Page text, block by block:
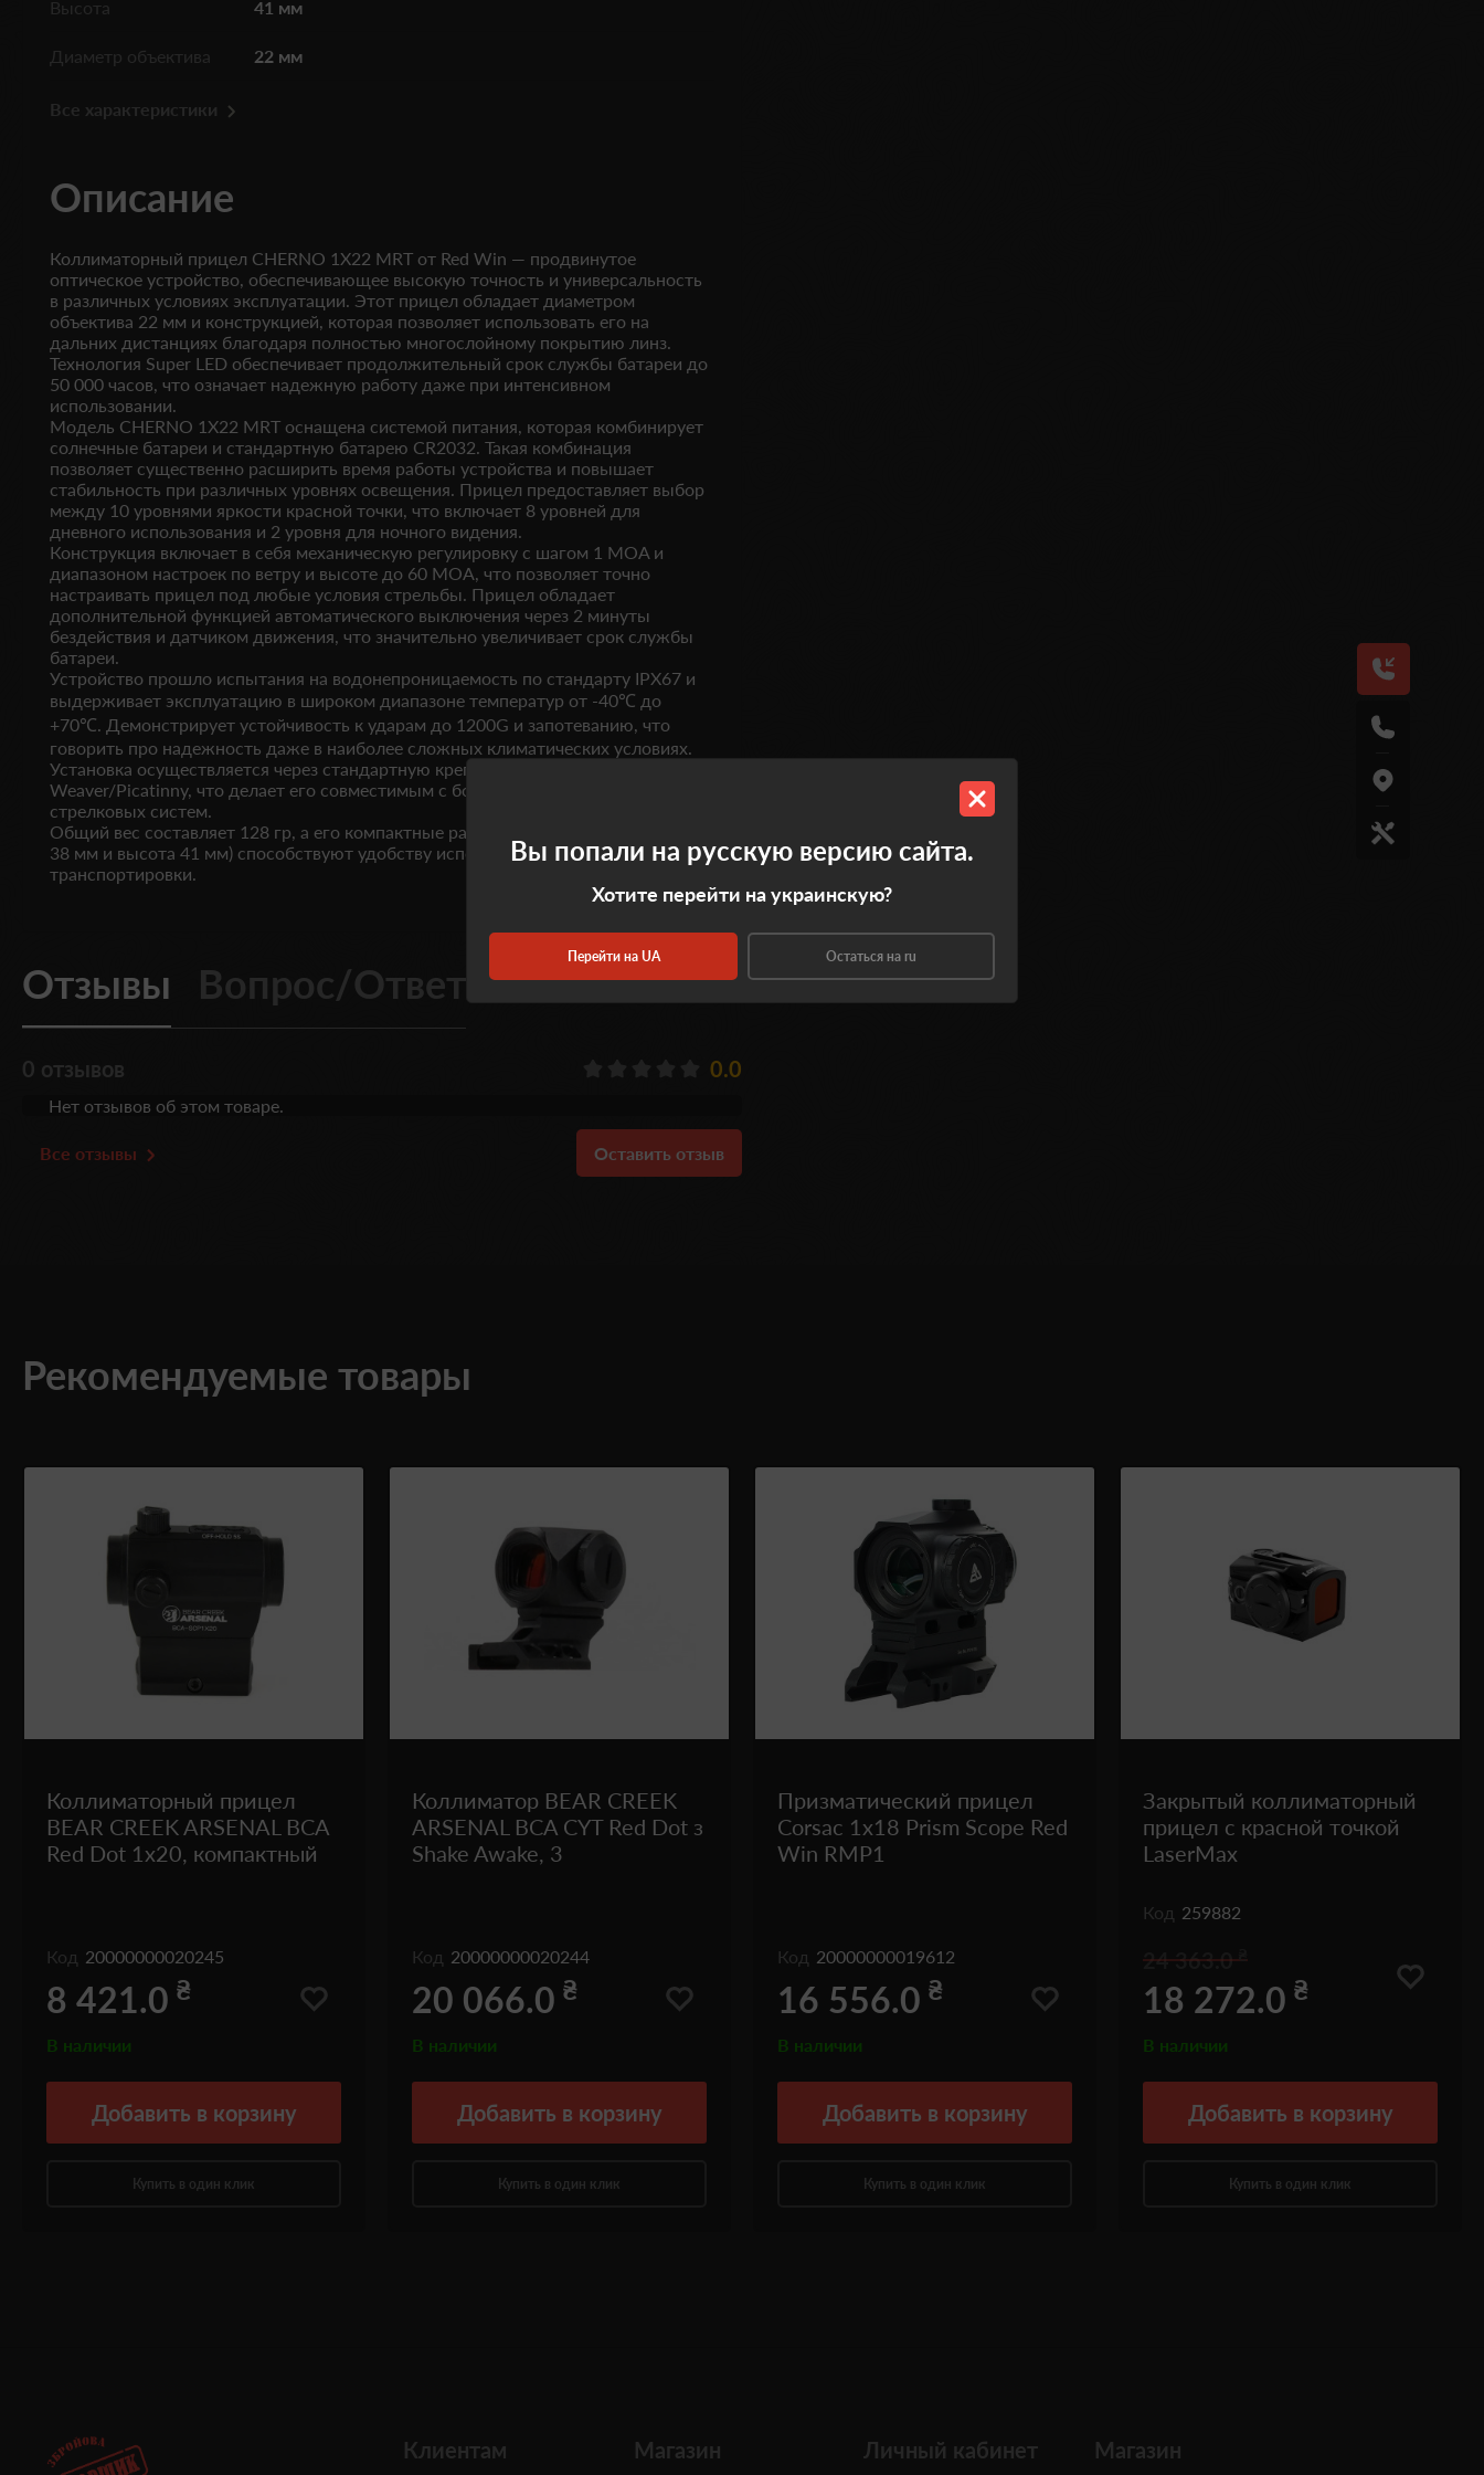
Высота 41 мм
Диаметр объектива 22 мм
Все характеристики
Описание
Коллиматорный прицел CHERNO 1X22 MRT от Red Win — продвинутое
оптическое устройство, обеспечивающее высокую точность и универсальность
в различных условиях эксплуатации. Этот прицел обладает диаметром
объектива 22 мм и конструкцией, которая позволяет использовать его на
дальних дистанциях благодаря полностью многослойному покрытию линз.
Технология Super LED обеспечивает продолжительный срок службы батареи до
50 000 часов, что означает надежную работу даже при интенсивном
использовании.
Модель CHERNO 1X22 MRT оснащена системой питания, которая комбинирует
солнечные батареи и стандартную батарею CR2032. Такая комбинация
позволяет существенно расширить время работы устройства и повышает
стабильность при различных уровнях освещения. Прицел предоставляет выбор
между 10 уровнями яркости красной точки, что включает 8 уровней для
дневного использования и 2 уровня для ночного видения.
Конструкция включает в себя механическую регулировку с шагом 1 MOA и
диапазоном настроек по ветру и высоте до 60 MOA, что позволяет точно
настраивать прицел под любые условия стрельбы. Прицел обладает
дополнительной функцией автоматического выключения через 2 минуты
бездействия и датчиком движения, что значительно увеличивает срок службы
батареи.
Устройство прошло испытания на водонепроницаемость по стандарту IPX67 и
выдерживает эксплуатацию в широком диапазоне температур от -40℃ до
+70℃. Демонстрирует устойчивость к ударам до 1200G и запотеванию, что
говорить про надежность даже в наиболее сложных климатических условиях.
Установка осуществляется через стандартную крепежную систему
Weaver/Picatinny, что делает его совместимым с большинством современных
стрелковых систем.
Общий вес составляет 128 гр, а его компактные размеры (длина 64 мм, ширина
38 мм и высота 41 мм) способствуют удобству использования и легкости
транспортировки.
Отзывы Вопрос/Ответ
0 отзывов 0.0
Нет отзывов об этом товаре.
Все отзывы Оставить отзыв
Рекомендуемые товары
Коллиматорный прицел
BEAR CREEK ARSENAL BCA
Red Dot 1x20, компактный
Код 20000000020245
8 421.0 ₴
В наличии
Добавить в корзину
Купить в один клик
Коллиматор BEAR CREEK
ARSENAL BCA CYT Red Dot з
Shake Awake, 3
Код 20000000020244
20 066.0 ₴
В наличии
Добавить в корзину
Купить в один клик
Призматический прицел
Corsac 1x18 Prism Scope Red
Win RMP1
Код 20000000019612
16 556.0 ₴
В наличии
Добавить в корзину
Купить в один клик
Закрытый коллиматорный
прицел с красной точкой
LaserMax
Код 259882
24 363.0
18 272.0 ₴
В наличии
Добавить в корзину
Купить в один клик
Клиентам Магазин Личный кабинет Магазин
Вы попали на русскую версию сайта.
Хотите перейти на украинскую?
Перейти на UA Остаться на ru